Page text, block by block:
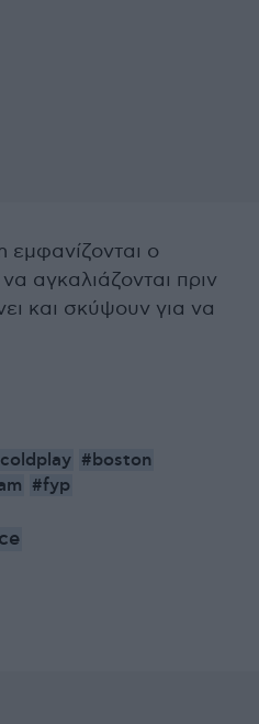
εμφανίζονται ο
αγκαλιάζονται πριν
και σκύψουν για να
#boston
#fyp